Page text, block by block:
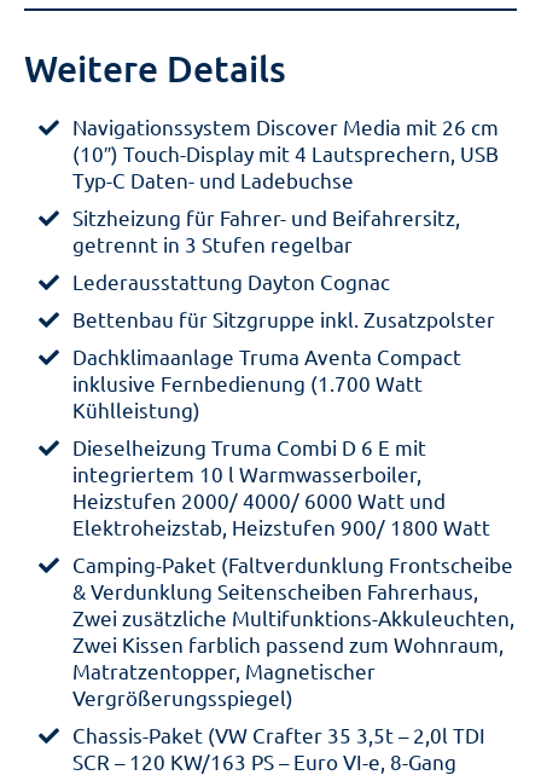
Weitere Details
Navigationssystem Discover Media mit 26 cm
(10″) Touch-Display mit 4 Lautsprechern, USB
Typ-C Daten- und Ladebuchse
Sitzheizung für Fahrer- und Beifahrersitz,
getrennt in 3 Stufen regelbar
Lederausstattung Dayton Cognac
Bettenbau für Sitzgruppe inkl. Zusatzpolster
Dachklimaanlage Truma Aventa Compact
inklusive Fernbedienung (1.700 Watt
Kühlleistung)
Dieselheizung Truma Combi D 6 E mit
integriertem 10 l Warmwasserboiler,
Heizstufen 2000/ 4000/ 6000 Watt und
Elektroheizstab, Heizstufen 900/ 1800 Watt
Camping-Paket (Faltverdunklung Frontscheibe
& Verdunklung Seitenscheiben Fahrerhaus,
Zwei zusätzliche Multifunktions-Akkuleuchten,
Zwei Kissen farblich passend zum Wohnraum,
Matratzentopper, Magnetischer
Vergrößerungsspiegel)
Chassis-Paket (VW Crafter 35 3,5t – 2,0l TDI
SCR – 120 KW/163 PS – Euro VI-e, 8-Gang